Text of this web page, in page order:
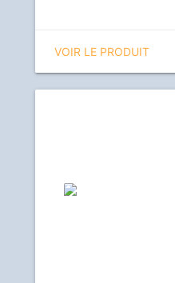
VOIR LE PRODUIT